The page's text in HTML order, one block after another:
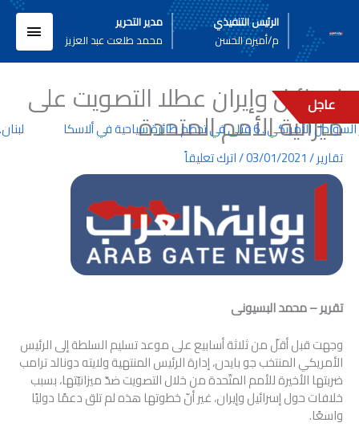
المحتوى
الرئيس التنفيذي
م/أميره الحسن
مدير التحرير
محمد طلعت عبد العزيز
عاجل
6 قتلى في تحطم طائرة سياحية في ألاسكا
إسرائيل وإيران عطلا التصويت على
ميزانية الأمم المتحدة
تقارير/
03/01/2021
/اترك تعليقاً
تقرير – محمد البسيونى
وجهت قبل أقلّ من ثلاثة أسابيع على موعد تسليم السلطة إلى الرئيس
الأمريكي المنتخب جو بايدن، إدارة الرئيس المنتهية ولايته دونالد ترامب
ضربتها الأخيرة للأمم المتّحدة من خلال التصويت ضدّ ميزانيّتها، بسبب
خلافات حول إسرائيل وإيران، غير أنّ خطوتها هذه لم تلق دعمًا دوليًا
واسعًا.